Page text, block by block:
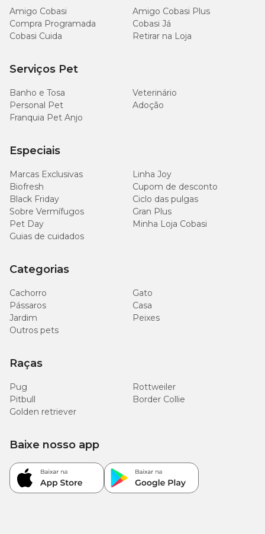
Amigo Cobasi
Amigo Cobasi Plus
Compra Programada
Cobasi Já
Cobasi Cuida
Retirar na Loja
Serviços Pet
Banho e Tosa
Veterinário
Personal Pet
Adoção
Franquia Pet Anjo
Especiais
Marcas Exclusivas
Linha Joy
Biofresh
Cupom de desconto
Black Friday
Ciclo das pulgas
Sobre Vermífugos
Gran Plus
Pet Day
Minha Loja Cobasi
Guias de cuidados
Categorias
Cachorro
Gato
Pássaros
Casa
Jardim
Peixes
Outros pets
Raças
Pug
Rottweiler
Pitbull
Border Collie
Golden retriever
Baixe nosso app